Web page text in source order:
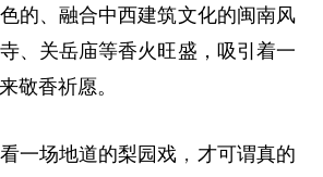
的、融合中西建筑文化的闽南风
、关岳庙等香火旺盛，吸引着一
敬香祈愿。
一场地道的梨园戏 ， 才可谓真的